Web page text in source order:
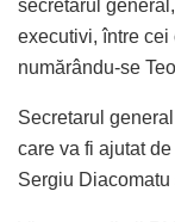
secretarul
executivi, între
numărându-se
Secretarul
care va fi ajutat
Sergiu